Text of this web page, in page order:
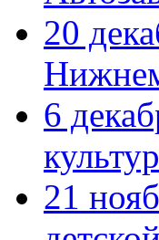
20
6
21